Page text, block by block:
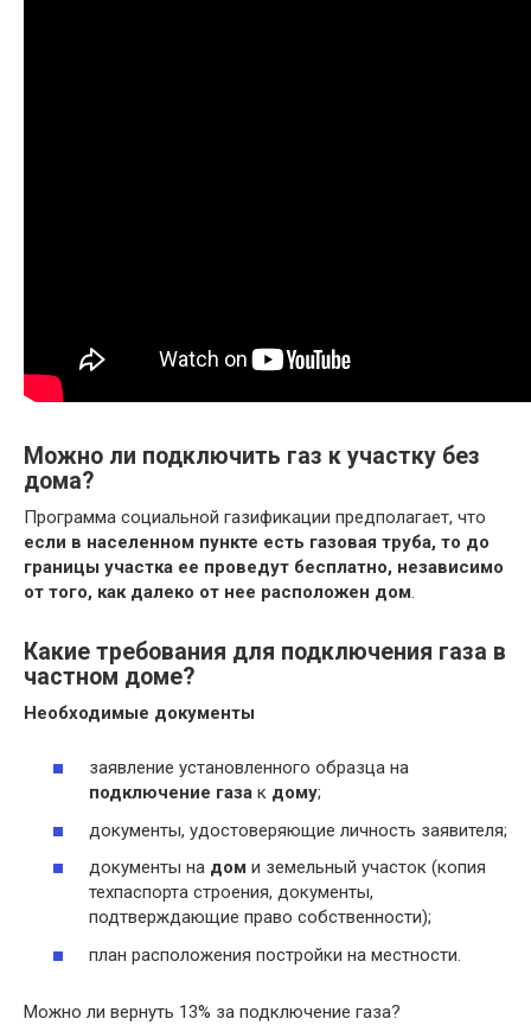
Можно ли подключить газ к участку без
дома?
Программа социальной газификации предполагает, что
если в населенном пункте есть газовая труба, то до
границы участка ее проведут бесплатно, независимо
от того, как далеко от нее расположен дом.
Какие требования для подключения газа в
частном доме?
Необходимые документы
заявление установленного образца на
подключение газа к дому;
документы, удостоверяющие личность заявителя;
документы на дом и земельный участок (копия
техпаспорта строения, документы,
подтверждающие право собственности);
план расположения постройки на местности.
Можно ли вернуть 13% за подключение газа?